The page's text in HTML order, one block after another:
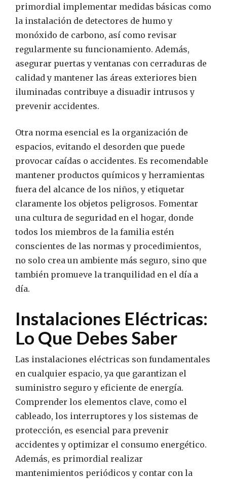
primordial implementar medidas básicas como
la instalación de detectores de humo y
monóxido de carbono, así como revisar
regularmente su funcionamiento. Además,
asegurar puertas y ventanas con cerraduras de
calidad y mantener las áreas exteriores bien
iluminadas contribuye a disuadir intrusos y
prevenir accidentes.
Otra norma esencial es la organización de
espacios, evitando el desorden que puede
provocar caídas o accidentes. Es recomendable
mantener productos químicos y herramientas
fuera del alcance de los niños, y etiquetar
claramente los objetos peligrosos. Fomentar
una cultura de seguridad en el hogar, donde
todos los miembros de la familia estén
conscientes de las normas y procedimientos,
no solo crea un ambiente más seguro, sino que
también promueve la tranquilidad en el día a
día.
Instalaciones Eléctricas:
Lo Que Debes Saber
Las instalaciones eléctricas son fundamentales
en cualquier espacio, ya que garantizan el
suministro seguro y eficiente de energía.
Comprender los elementos clave, como el
cableado, los interruptores y los sistemas de
protección, es esencial para prevenir
accidentes y optimizar el consumo energético.
Además, es primordial realizar
mantenimientos periódicos y contar con la